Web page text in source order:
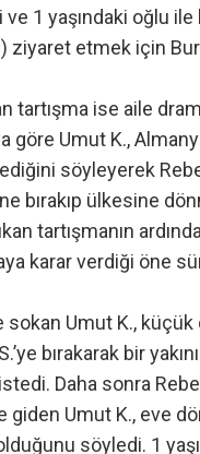
1 yaşındaki oğlu
ziyaret etmek için
tartışma ise aile
göre Umut K.,
söyleyerek
bırakıp ülkesine
tartışmanın
karar verdiği öne
sokan Umut K., küçük
bırakarak bir
Daha sonra
giden Umut K., eve
söyledi. 1